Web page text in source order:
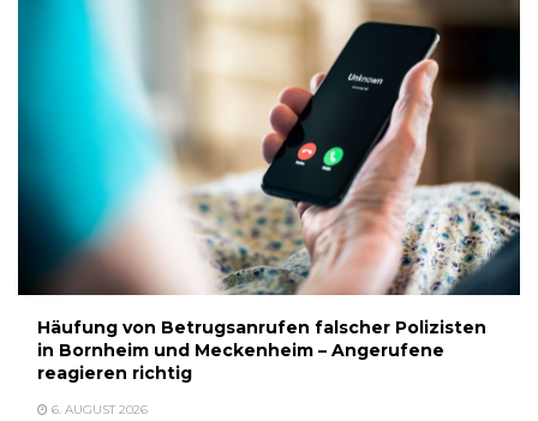
Häufung von Betrugsanrufen falscher Polizisten
in Bornheim und Meckenheim – Angerufene
reagieren richtig
6. AUGUST 2026